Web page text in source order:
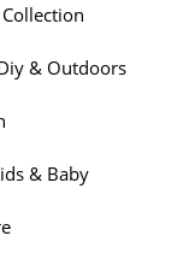
& Outdoors
& Baby